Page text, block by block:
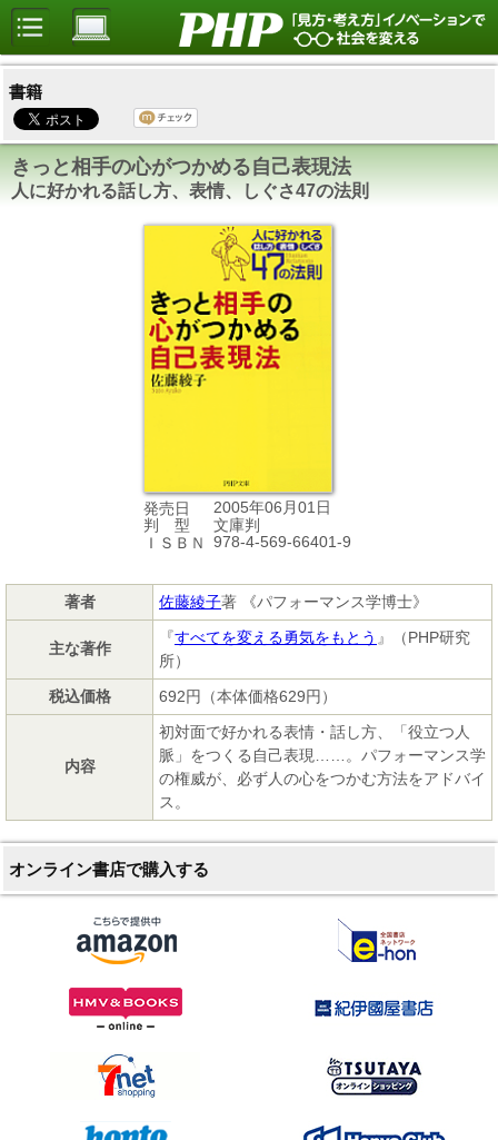
書籍
きっと相手の心がつかめる自己表現法
人に好かれる話し方、表情、しぐさ47の法則
発売日
2005年06月01日
判 型
文庫判
ＩＳＢＮ
978-4-569-66401-9
著者 佐藤綾子著 《パフォーマンス学博士》
主な著作
『すべてを変える勇気をもとう 』（PHP研究
所）
税込価格
692円（本体価格629円）
内容
初対面で好かれる表情・話し方、「役立つ人
脈」をつくる自己表現……。パフォーマンス学
の権威が、必ず人の心をつかむ方法をアドバイ
ス。
オンライン書店で購入する